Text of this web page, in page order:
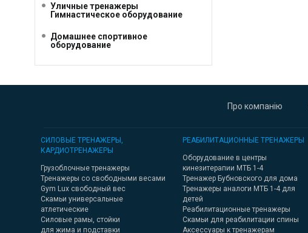
Уличные тренажеры
Гимнастическое оборудование
Домашнее спортивное
оборудование
Про компанію
СИЛОВЫЕ ТРЕНАЖЕРЫ,
КАРДИОТРЕНАЖЕРЫ
Грузоблочные тренажеры
Тренажеры со свободными весами
Gym Lux свободный вес
Скамьи универсальные
атлетические
Силовые рамы, стойки
для жима и подставки
РЕАБИЛИТАЦИОННЫЕ ТРЕНАЖЕРЫ
Оборудование в центры
кинезитерапии МТБ 1-4
Тренажер Бубновского для дома
Тренажеры аналоги МТБ 1-4 для
детей
Реабилитационные тренажеры
Скамьи для реабилитации спины
Аксессуары к тренажерам